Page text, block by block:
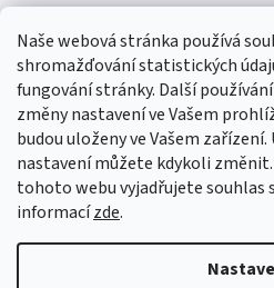
Naše webová stránka používá
shromažďování statistických
fungování stránky. Další
změny nastavení ve Vašem
budou uloženy ve Vašem
nastavení můžete kdykoli
tohoto webu vyjadřujete souhlas
informacízde.
TIk Tok Instagram
Vytvořil